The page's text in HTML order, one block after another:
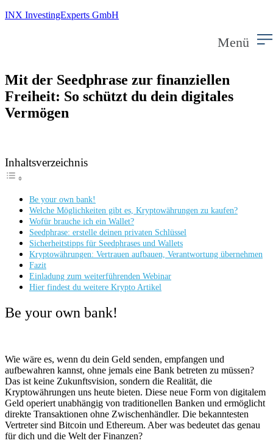
INX InvestingExperts GmbH
Menü
Mit der Seedphrase zur finanziellen
Freiheit: So schützt du dein digitales
Vermögen
Inhaltsverzeichnis
Be your own bank!
Welche Möglichkeiten gibt es, Kryptowährungen zu kaufen?
Wofür brauche ich ein Wallet?
Seedphrase: erstelle deinen privaten Schlüssel
Sicherheitstipps für Seedphrases und Wallets
Kryptowährungen: Vertrauen aufbauen, Verantwortung übernehmen
Fazit
Einladung zum weiterführenden Webinar
Hier findest du weitere Krypto Artikel
Be your own bank!
Wie wäre es, wenn du dein Geld senden, empfangen und
aufbewahren kannst, ohne jemals eine Bank betreten zu müssen?
Das ist keine Zukunftsvision, sondern die Realität, die
Kryptowährungen uns heute bieten. Diese neue Form von digitalem
Geld operiert unabhängig von traditionellen Banken und ermöglicht
direkte Transaktionen ohne Zwischenhändler. Die bekanntesten
Vertreter sind Bitcoin und Ethereum. Aber was bedeutet das genau
für dich und die Welt der Finanzen?